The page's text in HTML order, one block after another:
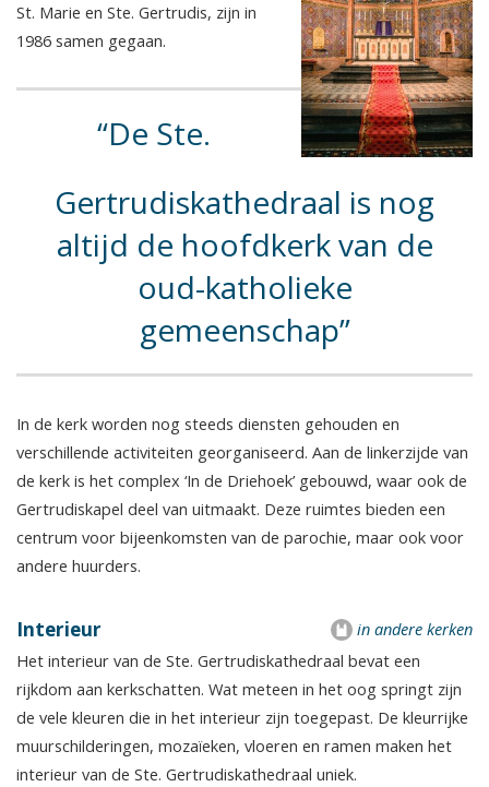
St. Marie en Ste. Gertrudis, zijn in
1986 samen gegaan.
De Ste.
Gertrudiskathedraal is nog
altijd de hoofdkerk van de
oud-katholieke
gemeenschap
In de kerk worden nog steeds diensten gehouden en
verschillende activiteiten georganiseerd. Aan de linkerzijde van
de kerk is het complex ‘In de Driehoek’ gebouwd, waar ook de
Gertrudiskapel deel van uitmaakt. Deze ruimtes bieden een
centrum voor bijeenkomsten van de parochie, maar ook voor
andere huurders.
in andere kerken
Interieur
Het interieur van de Ste. Gertrudiskathedraal bevat een
rijkdom aan kerkschatten. Wat meteen in het oog springt zijn
de vele kleuren die in het interieur zijn toegepast. De kleurrijke
muurschilderingen, mozaïeken, vloeren en ramen maken het
interieur van de Ste. Gertrudiskathedraal uniek.